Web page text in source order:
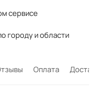
сервисе
городу и области
Оплата